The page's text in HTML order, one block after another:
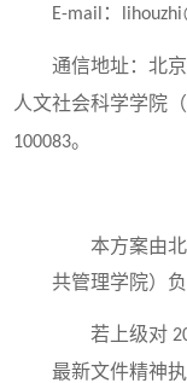
E-mail ：
通信地址：北
人文社会科学学院
100083。
本方案由
共管理学院）负
若上级对
最新文件精神执